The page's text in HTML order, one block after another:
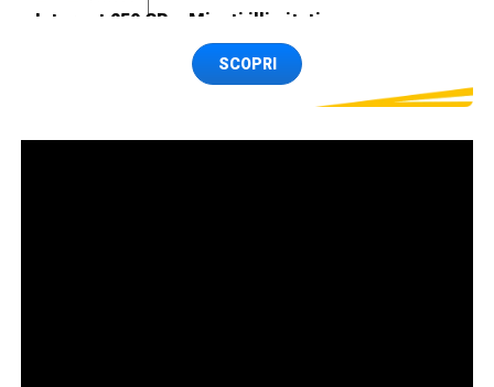
Internet 250 GB e Minuti illimitati
Spedizione SIM GRATISSCOPRI